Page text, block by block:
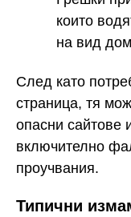
които
на вид
След като
страница, тя
опасни сайтове
включително
проучвания.
Типични